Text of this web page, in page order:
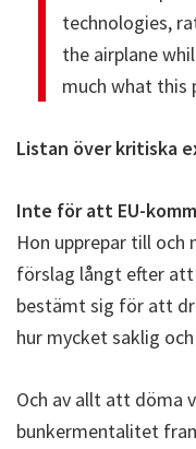
technologies,
the airplane
much what this
Listan över kritiska
Inte för att EU-
Hon upprepar till
förslag långt efter att
bestämt sig för att
hur mycket saklig
Och av allt att döma
bunkermentalitet